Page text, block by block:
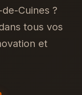
Cuines ?
tous vos
et